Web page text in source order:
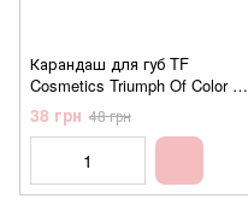
Карандаш для губ TF
Cosmetics Triumph Of Color W-
212 №202 Neutral pink
(нейтрально-розовый)
38 грн 48 грн